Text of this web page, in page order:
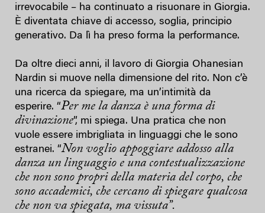
irrevocabile – ha continuato a risuonare in Giorgia.
È diventata chiave di accesso, soglia, principio
generativo. Da lì ha preso forma la performance.
Da oltre dieci anni, il lavoro di Giorgia Ohanesian
Nardin si muove nella dimensione del rito. Non c’è
una ricerca da spiegare, ma un’intimità da
esperire. “Per me la danza è una forma di
divinazione”, mi spiega. Una pratica che non
vuole essere imbrigliata in linguaggi che le sono
estranei. “Non voglio appoggiare addosso alla
danza un linguaggio e una contestualizzazione
che non sono propri della materia del corpo, che
sono accademici, che cercano di spiegare qualcosa
che non va spiegata, ma vissuta”.